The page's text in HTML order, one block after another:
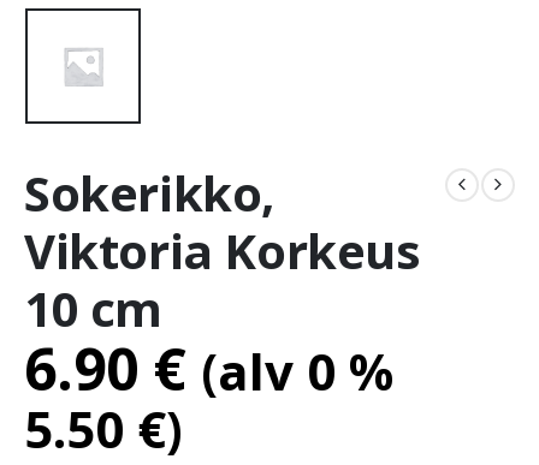
Sokerikko,
Viktoria Korkeus
10 cm
6.90 € (alv 0 %
5.50 €)